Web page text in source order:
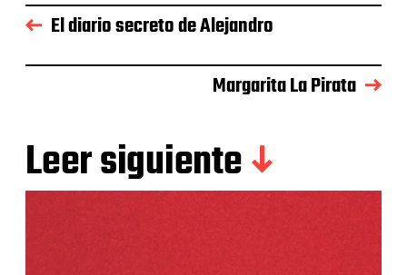
El diario secreto de Alejandro
Margarita La Pirata
Leer siguiente